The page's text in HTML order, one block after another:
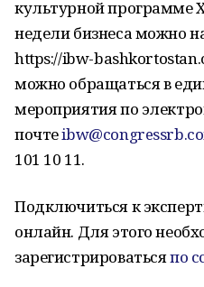
культурной программе
недели бизнеса можно
https://ibw-
можно обращаться в
мероприятия по
почте
101 10 11.
Подключиться к
онлайн. Для этого
зарегистрироватьсяпо